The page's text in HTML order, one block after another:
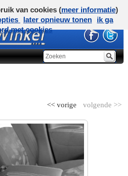
volgende >>
<< vorige
van cookies (meer informatie)
later opnieuw tonen
ik ga
met cookies